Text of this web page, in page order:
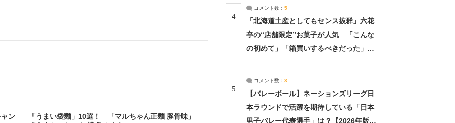
ン
「うまい袋麺」10選！ 「マルちゃん正麺 豚骨味」
4
コメント数： 5
「北海道土産としてもセンス抜群」六花
亭の“店舗限定”お菓子が人気 「こんな
の初めて」「箱買いするべきだった」
5
コメント数： 3
【バレーボール】ネーションズリーグ日
本ラウンドで活躍を期待している「日本
男子バレー代表選手」は？【2026年版・